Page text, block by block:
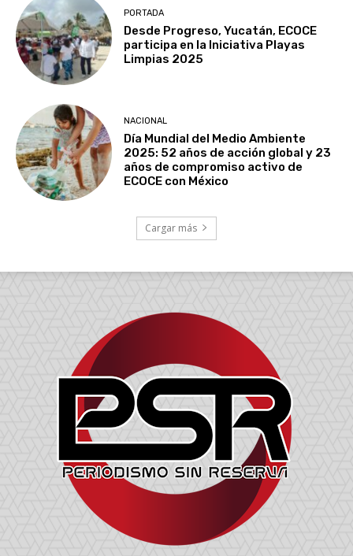
PORTADA
Desde Progreso, Yucatán, ECOCE
participa en la Iniciativa Playas
Limpias 2025
NACIONAL
Día Mundial del Medio Ambiente
2025: 52 años de acción global y 23
años de compromiso activo de
ECOCE con México
Cargar más